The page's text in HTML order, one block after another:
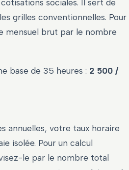
sociales. Il sert de
grilles conventionnelles. Pour
mensuel brut par le nombre
base de 35 heures : 2 500 /
annuelles, votre taux horaire
isolée. Pour un calcul
le par le nombre total